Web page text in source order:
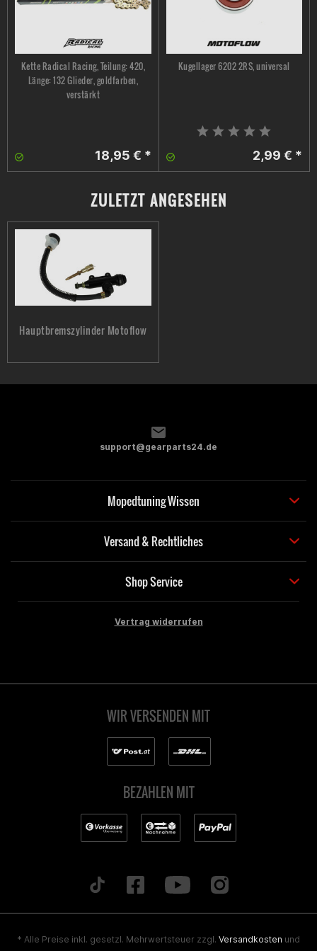
Kette Radical Racing, Teilung: 420,
Länge: 132 Glieder, goldfarben,
verstärkt
18,95 € *
Kugellager 6202 2RS, universal
2,99 € *
ZULETZT ANGESEHEN
Hauptbremszylinder Motoflow
support@gearparts24.de
Mopedtuning Wissen
Versand & Rechtliches
Shop Service
Vertrag widerrufen
WIR VERSENDEN MIT
BEZAHLEN MIT
* Alle Preise inkl. gesetzl. Mehrwertsteuer zzgl. Versandkosten und